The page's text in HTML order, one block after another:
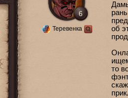
6
Теревенка
об
то